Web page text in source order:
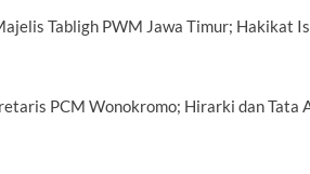
Tabligh PWM Jawa Timur; Hakikat
PCM Wonokromo; Hirarki dan Tata